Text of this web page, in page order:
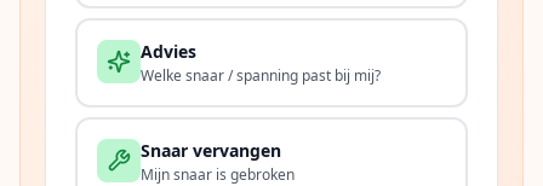
Advies
Welke snaar / spanning past bij mij?
Snaar vervangen
Mijn snaar is gebroken